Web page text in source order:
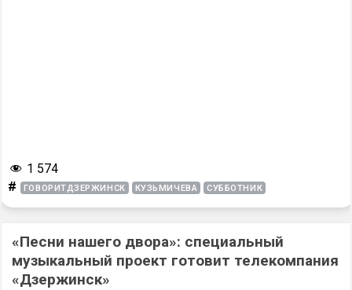
1 574
# ГОВОРИТДЗЕРЖИНСК КУЗЬМИЧЕВА СУББОТНИК
«Песни нашего двора»: специальный
музыкальный проект готовит телекомпания
«Дзержинск»